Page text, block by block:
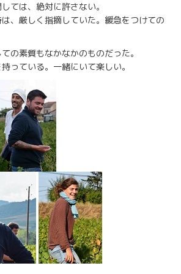
ては、絶対に許さない。
、厳しく指摘していた。緩急をつけての
の素質もなかなかのものだった。
っている。一緒にいて楽しい。